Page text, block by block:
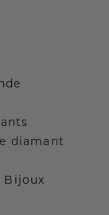
diamant
Bijoux